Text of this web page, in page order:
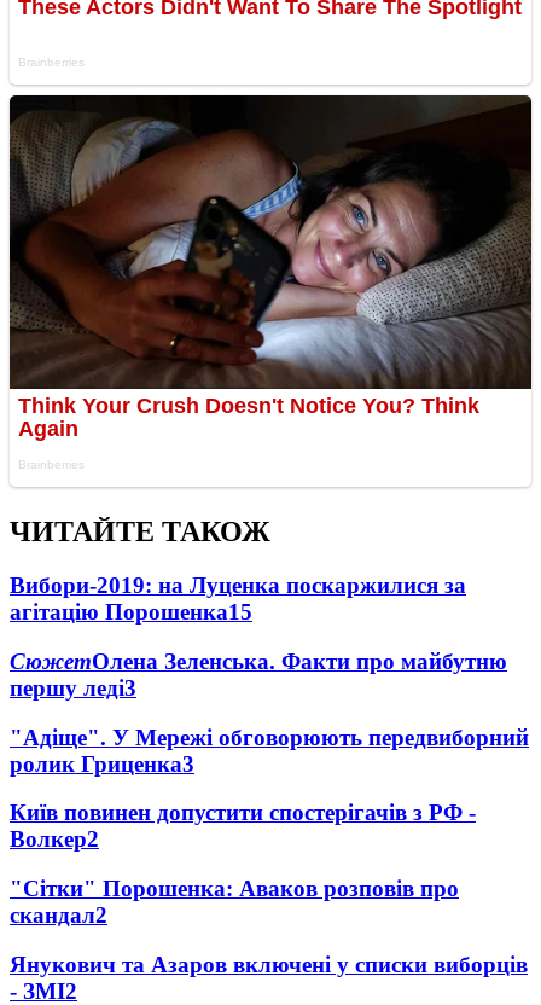
ЧИТАЙТЕ ТАКОЖ
Вибори-2019: на Луценка поскаржилися за
агітацію Порошенка15
СюжетОлена Зеленська. Факти про майбутню
першу леді3
"Адіще". У Мережі обговорюють передвиборний
ролик Гриценка3
Київ повинен допустити спостерігачів з РФ -
Волкер2
"Сітки" Порошенка: Аваков розповів про
скандал2
Янукович та Азаров включені у списки виборців
- ЗМІ2